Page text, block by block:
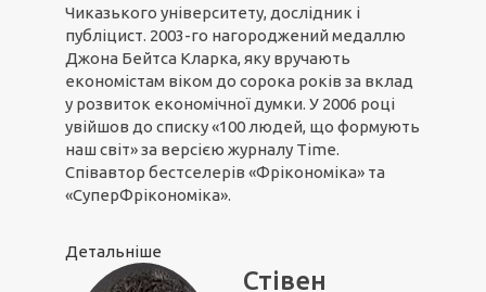
Чиказького університету, дослідник і
публіцист. 2003-го нагороджений медаллю
Джона Бейтса Кларка, яку вручають
економістам віком до сорока років за вклад
у розвиток економічної думки. У 2006 році
увійшов до списку «100 людей, що формують
наш світ» за версією журналу Time.
Співавтор бестселерів «Фрікономіка» та
«СуперФрікономіка».
Детальніше
Стівен